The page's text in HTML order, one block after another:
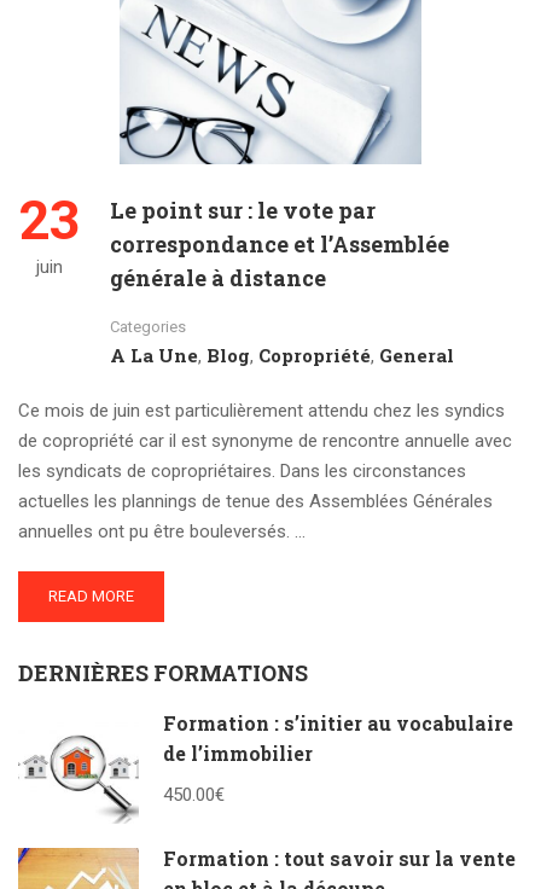
23
juin
Le point sur : le vote par
correspondance et l’Assemblée
générale à distance
Categories
A La Une, Blog, Copropriété, General
Ce mois de juin est particulièrement attendu chez les syndics
de copropriété car il est synonyme de rencontre annuelle avec
les syndicats de copropriétaires. Dans les circonstances
actuelles les plannings de tenue des Assemblées Générales
annuelles ont pu être bouleversés. …
READ MORE
DERNIÈRES FORMATIONS
Formation : s’initier au vocabulaire
de l’immobilier
450.00€
Formation : tout savoir sur la vente